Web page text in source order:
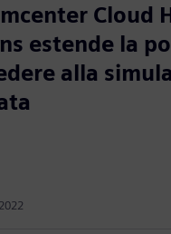
Cloud
estende la
alla